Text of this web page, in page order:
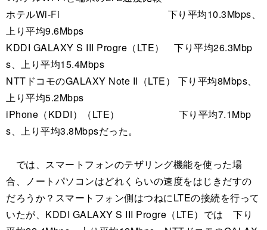
ホテルWi-Fi 下り平均10.3Mbps、
上り平均9.6Mbps
KDDI GALAXY S III Progre（LTE） 下り平均26.3Mbp
s、上り平均15.4Mbps
NTTドコモのGALAXY Note II（LTE） 下り平均8Mbps、
上り平均5.2Mbps
iPhone（KDDI）（LTE） 下り平均7.1Mbp
s、上り平均3.8Mbpsだった。
では、スマートフォンのテザリング機能を使った場
合、ノートパソコンはどれくらいの速度をはじきだすの
だろうか？スマートフォン側はつねにLTEの接続を行って
いたが、KDDI GALAXY S III Progre（LTE）では 下り